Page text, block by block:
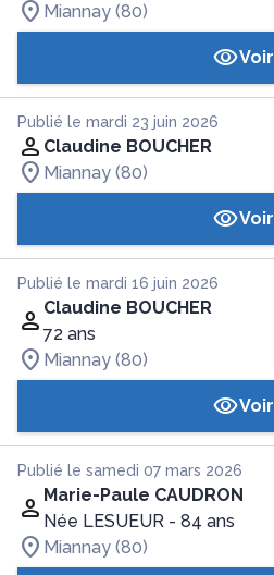
Miannay (80)
Voir
Publié le mardi 23 juin 2026
Claudine BOUCHER
Miannay (80)
Voir
Publié le mardi 16 juin 2026
Claudine BOUCHER
72 ans
Miannay (80)
Voir
Publié le samedi 07 mars 2026
Marie-Paule CAUDRON
Née LESUEUR - 84 ans
Miannay (80)